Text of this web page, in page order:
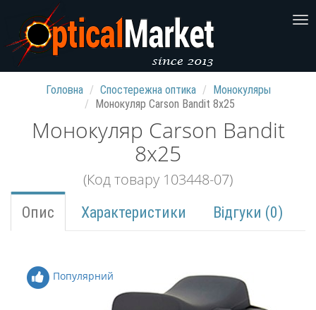
Головна Спостережна оптика
Монокуляры
Монокуляр Carson Bandit 8x25
Монокуляр Carson Bandit
8x25
(Код товару 103448-07)
Опис Характеристики Відгуки (0)
Популярний